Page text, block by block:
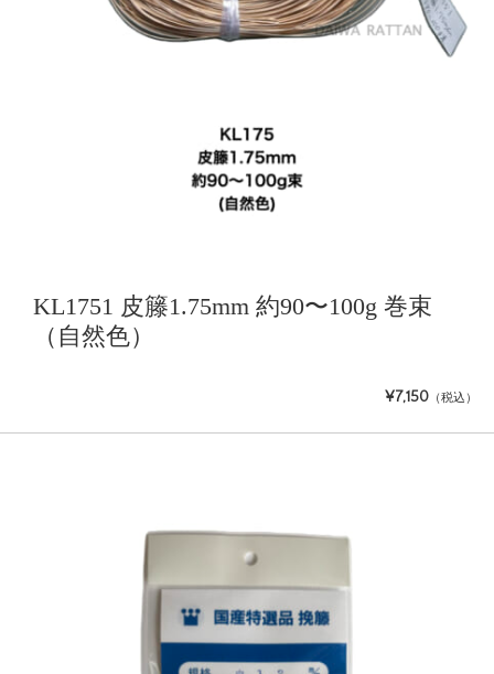
KL1751 皮籐1.75mm 約90〜100g 巻束
（自然色）
¥7,150 （税込）